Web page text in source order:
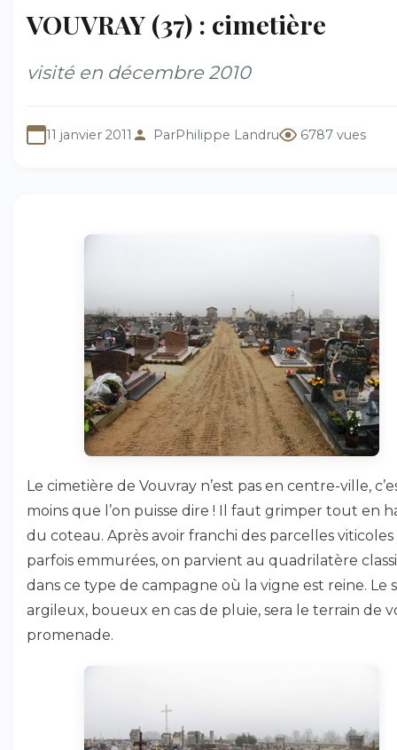
VOUVRAY (37) : cimetière
visité en décembre 2010
11 janvier 2011 ParPhilippe Landru 6787 vues
Le cimetière de Vouvray n’est pas en centre-ville,
moins que l’on puisse dire ! Il faut grimper tout en
du coteau. Après avoir franchi des parcelles viticoles
parfois emmurées, on parvient au quadrilatère
dans ce type de campagne où la vigne est reine. Le
argileux, boueux en cas de pluie, sera le terrain de
promenade.